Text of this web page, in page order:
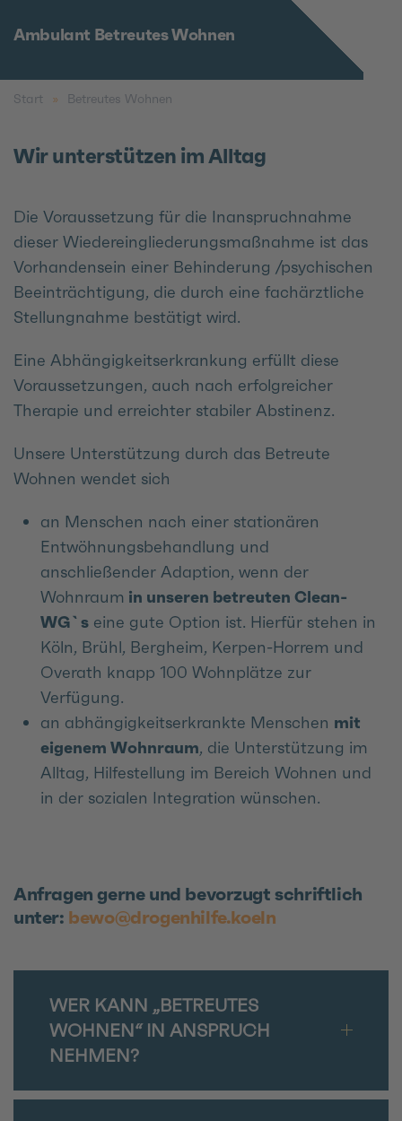
Ambulant Betreutes Wohnen
Start Betreutes Wohnen
Wir unterstützen im Alltag
Die Voraussetzung für die Inanspruchnahme
dieser Wiedereingliederungsmaßnahme ist das
Vorhandensein einer Behinderung /psychischen
Beeinträchtigung, die durch eine fachärztliche
Stellungnahme bestätigt wird.
Eine Abhängigkeitserkrankung erfüllt diese
Voraussetzungen, auch nach erfolgreicher
Therapie und erreichter stabiler Abstinenz.
Unsere Unterstützung durch das Betreute
Wohnen wendet sich
an Menschen nach einer stationären
Entwöhnungsbehandlung und
anschließender Adaption, wenn der
Wohnraum in unseren betreuten Clean-
WG`s eine gute Option ist. Hierfür stehen in
Köln, Brühl, Bergheim, Kerpen-Horrem und
Overath knapp 100 Wohnplätze zur
Verfügung.
an abhängigkeitserkrankte Menschen mit
eigenem Wohnraum, die Unterstützung im
Alltag, Hilfestellung im Bereich Wohnen und
in der sozialen Integration wünschen.
Anfragen gerne und bevorzugt schriftlich
unter: bewo@drogenhilfe.koeln
WER KANN „BETREUTES
WOHNEN“ IN ANSPRUCH
NEHMEN?